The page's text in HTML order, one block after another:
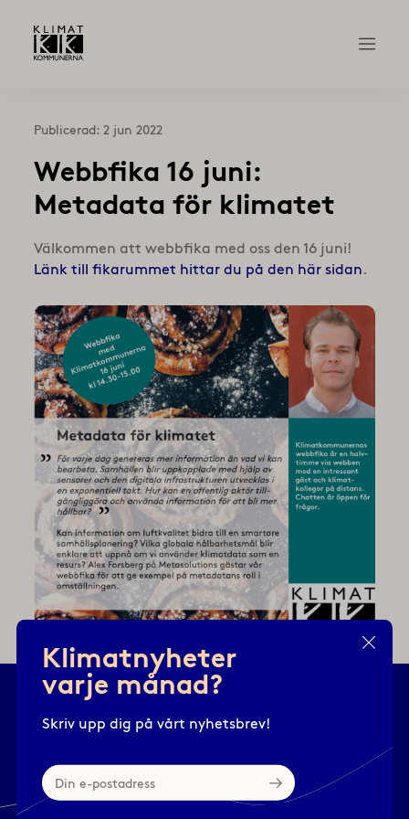
Publicerad: 2 jun 2022
Webbfika 16 juni:
Metadata för klimatet
Välkommen att webbfika med oss den 16 juni!
Länk till fikarummet hittar du på den här sidan.
skillnad
Klimatnyheter
varje månad?
Skriv upp dig på vårt nyhetsbrev!
Din
e-
postadress